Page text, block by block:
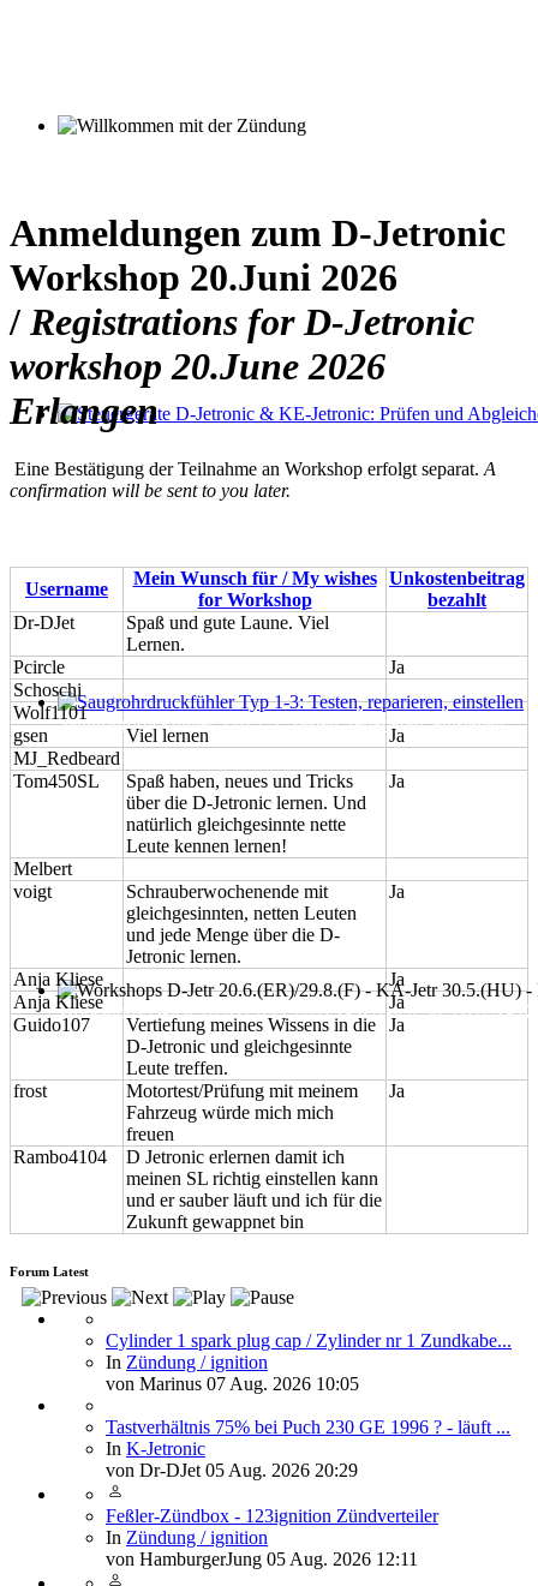
Steuergeräte D-Jetronic & KE-Jetronic: Prüfen und Abgleichen
Saugrohrdruckfühler Typ 1-3: Testen, reparieren, einstellen
Workshops D-Jetr 20.6.(ER)/29.8.(F) - KA-Jetr 30.5.(HU) -
Anmeldungen zum D-Jetronic
Workshop 20.Juni 2026
/ Registrations for D-Jetronic
workshop 20.June 2026
Erlangen
Eine Bestätigung der Teilnahme an Workshop erfolgt separat. A
confirmation will be sent to you later.
UsernameKlicken, um nach dieser Spalte zu sortieren:
Mein Wunsch für / My wishes
for WorkshopKlicken, um nach dieser
Unkostenbeitrag
bezahlt
Dr-DJet
Spaß und gute Laune. Viel
Lernen.
Pcircle
Ja
Schoschi
Wolf1101
gsen
Viel lernen
Ja
MJ_Redbeard
Tom450SL
Spaß haben, neues und Tricks
über die D-Jetronic lernen. Und
natürlich gleichgesinnte nette
Leute kennen lernen!
Ja
Melbert
voigt
Schrauberwochenende mit
gleichgesinnten, netten Leuten
und jede Menge über die D-
Jetronic lernen.
Ja
Anja Kliese
Ja
Anja Kliese
Ja
Guido107
Vertiefung meines Wissens in die
D-Jetronic und gleichgesinnte
Leute treffen.
Ja
frost
Motortest/Prüfung mit meinem
Fahrzeug würde mich mich
freuen
Ja
Rambo4104
D Jetronic erlernen damit ich
meinen SL richtig einstellen kann
und er sauber läuft und ich für die
Zukunft gewappnet bin
Forum Latest
Cylinder 1 spark plug cap / Zylinder nr 1 Zundkabe...
In Zündung / ignition
von Marinus 07 Aug. 2026 10:05
Tastverhältnis 75% bei Puch 230 GE 1996 ? - läuft ...
In K-Jetronic
von Dr-DJet 05 Aug. 2026 20:29
Feßler-Zündbox - 123ignition Zündverteiler
In Zündung / ignition
von HamburgerJung 05 Aug. 2026 12:11